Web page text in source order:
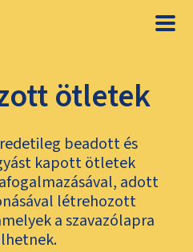
ötletek
beadott és
kapott ötletek
adott
létrehozott
a szavazólapra